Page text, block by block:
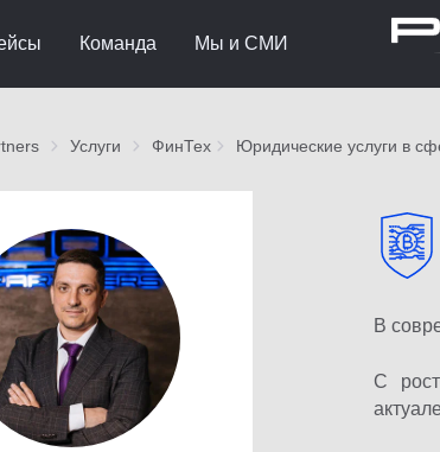
Команда Мы и СМИ
Услуги ФинТех Юридические услуги в
В
С